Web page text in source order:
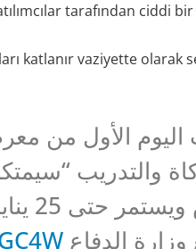
tarafından ciddi
katlanır vaziyette
الأول من
وزارة الدفاع